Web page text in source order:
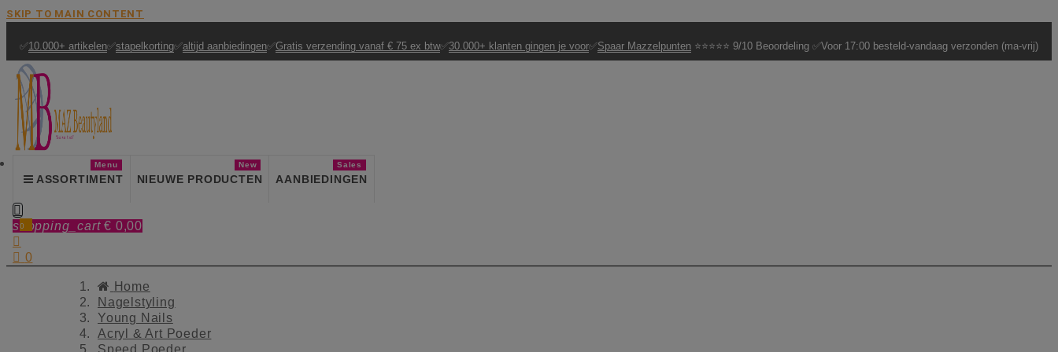
SKIP TO MAIN CONTENT
✅10.000+ artikelen✅stapelkorting✅altijd aanbiedingen✅Gratis verzending vanaf € 75 ex btw✅30.000+ klanten gingen je voor✅Spaar Mazzelpunten ⭐⭐⭐⭐⭐ 9/10 Beoordeling ✅Voor 17:00 besteld-vandaag verzonden (ma-vrij)
ASSORTIMENT
Menu
NIEUWE PRODUCTEN
New
AANBIEDINGEN
Sales

shopping_cart € 0,00
0

 0
Home
Nagelstyling
Young Nails
Acryl & Art Poeder
Speed Poeder